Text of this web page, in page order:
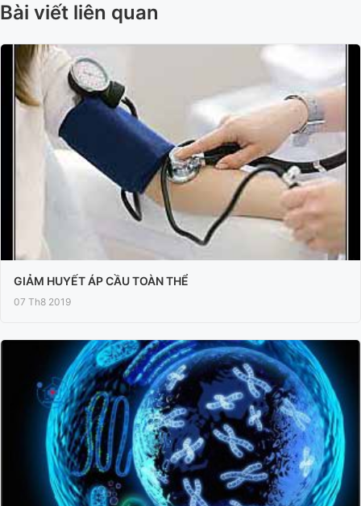
Bài viết liên quan
GIẢM HUYẾT ÁP CẦU TOÀN THỂ
07 Th8 2019